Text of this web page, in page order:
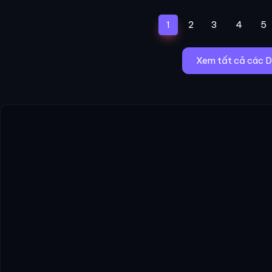
1 (current)
2 3 4 5
Xem tất cả các